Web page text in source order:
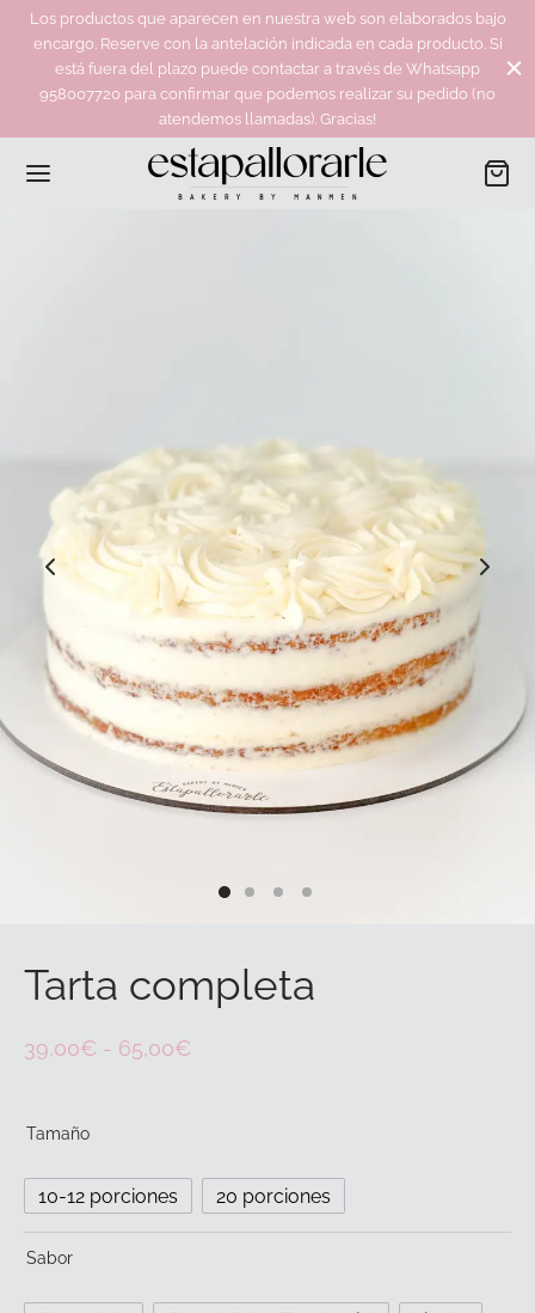
Los productos que aparecen en nuestra web son elaborados bajo
encargo. Reserve con la antelación indicada en cada producto. Si
está fuera del plazo puede contactar a través de Whatsapp
958007720 para confirmar que podemos realizar su pedido (no
atendemos llamadas). Gracias!
Tarta completa
39,00€ - 65,00€
39,00€
Tamaño
10-12 porciones 20 porciones
Sabor